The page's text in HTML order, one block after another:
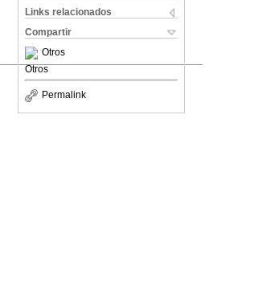
Links relacionados
Compartir
Otros
Otros
Permalink